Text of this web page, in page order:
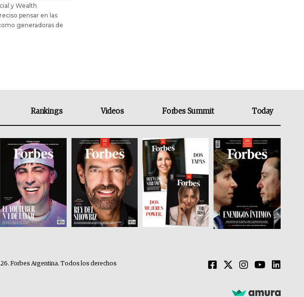
y Wealth
pensar en las
generadoras de
Rankings Videos Forbes Summit Today
Forbes Argentina. Todos los derechos